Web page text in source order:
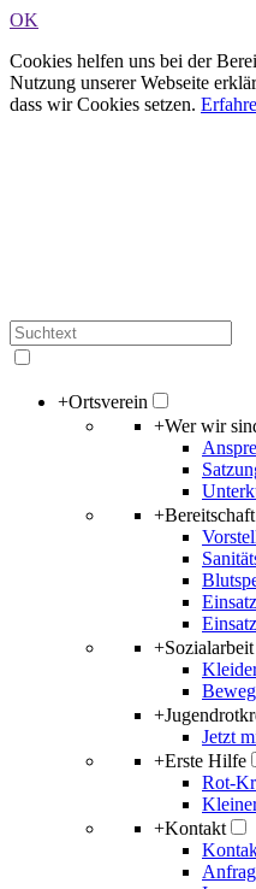
OK
Cookies helfen uns bei der
Nutzung unserer Webseite
dass wir Cookies setzen.
+Ortsverein
+Wer wir
+Bereitschaft
+Sozialarbeit
+
Jetzt
+Erste Hilfe
Rot-
+Kontakt